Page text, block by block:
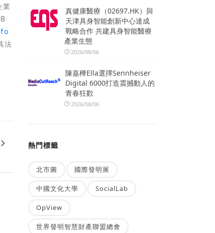
業
法
真健康醫療（02697.HK）與
天津具身智能創新中心達成
戰略合作 共建具身智能醫療
產業生態
2026/08/06
陳嘉樺Ella選擇Sennheiser
Digital 6000打造震撼動人的
青春狂歡
2026/08/06
熱門標籤
北市圖 國際發明展
中國文化大學 SocialLab
OpView
世界發明智慧財產聯盟總會